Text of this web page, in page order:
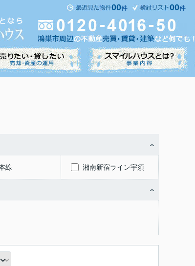
00件 00件
線 湘南新宿ライン宇須